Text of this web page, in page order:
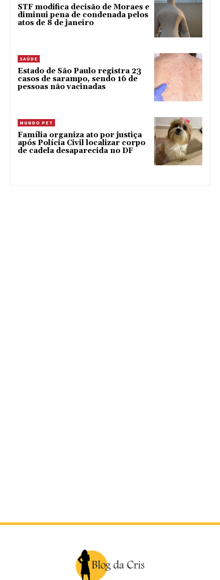
STF modifica decisão de Moraes e
diminui pena de condenada pelos
atos de 8 de janeiro
SAÚDE
Estado de São Paulo registra 23
casos de sarampo, sendo 16 de
pessoas não vacinadas
MUNDO PET
Família organiza ato por justiça
após Polícia Civil localizar corpo
de cadela desaparecida no DF